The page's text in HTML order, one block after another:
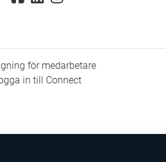
för medarbetare
in till Connect